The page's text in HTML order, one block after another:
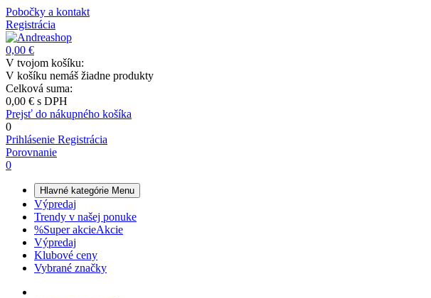
Pobočky a kontakt
Registrácia
0,00 €
V tvojom košíku:
V košíku nemáš žiadne produkty
Celková suma:
0,00 € s DPH
Prejsť do nákupného košíka
0
Prihlásenie Registrácia
Porovnanie
0
Hlavné kategórie Menu
Výpredaj
Trendy v našej ponuke
%Super akcieAkcie
Výpredaj
Klubové ceny
Vybrané značky